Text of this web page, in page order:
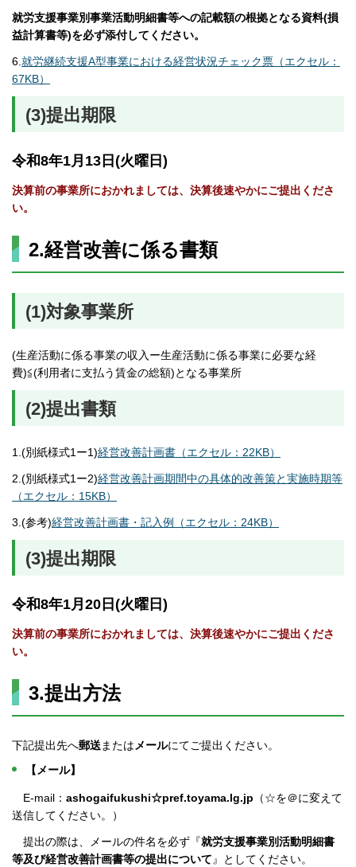
就労支援事業別事業活動明細書等への記載額の根拠となる資料(損
益計算書等)を必ず添付してください。
6. 就労継続支援A型事業における経営状況チェック票（エクセル：
67KB）
(3)提出期限
令和8年1月13日(火曜日)
決算前の事業所におかれましては、決算後速やかにご提出くださ
い。
2.経営改善に係る書類
(1)対象事業所
(生産活動に係る事業の収入ー生産活動に係る事業に必要な経
費)≦(利用者に支払う賃金の総額)となる事業所
(2)提出書類
1.(別紙様式1ー1)経営改善計画書（エクセル：22KB）
2.(別紙様式1ー2)経営改善計画期間中の具体的改善策と実施時期等
（エクセル：15KB）
3.(参考)経営改善計画書・記入例（エクセル：24KB）
(3)提出期限
令和8年1月20日(火曜日)
決算前の事業所におかれましては、決算後速やかにご提出くださ
い。
3.提出方法
下記提出先へ郵送または メールにてご提出ください。
【メール】
E-mail： ashogaifukushi☆pref.toyama.lg.jp （☆を＠に変えて
送信してください。）
提出の際は、メールの件名を必ず『就労支援事業別活動明細書
等及び経営改善計画書等の提出について 』としてください。